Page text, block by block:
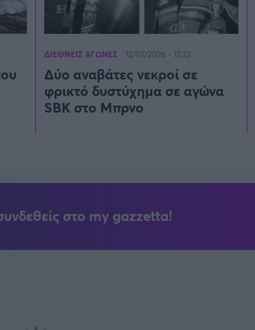
ΔΙΕΘΝΕΙΣ ΑΓΩΝΕΣ 12/07/2026 - 12:22
Δύο αναβάτες νεκροί σε
φρικτό δυστύχημα σε αγώνα
SBK στο Μπρνο
στο my gazzetta!